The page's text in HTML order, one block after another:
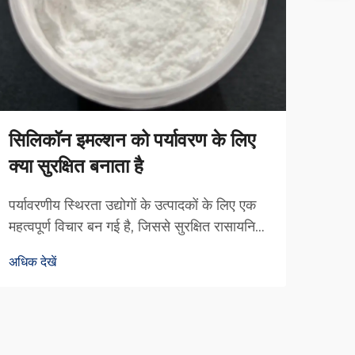
सिलिकॉन इमल्शन को पर्यावरण के लिए
क्या सुरक्षित बनाता है
पर्यावरणीय स्थिरता उद्योगों के उत्पादकों के लिए एक
महत्वपूर्ण विचार बन गई है, जिससे सुरक्षित रासायनिक
अक्सर वाष्पशील कार्बनिक यौगिक और कठोर विलायक
अधिक देखें